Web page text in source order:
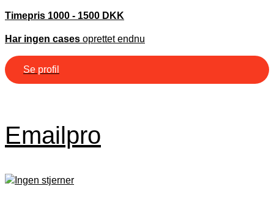
Timepris 1000 - 1500 DKK
Har ingen cases oprettet endnu
Se profil
Emailpro